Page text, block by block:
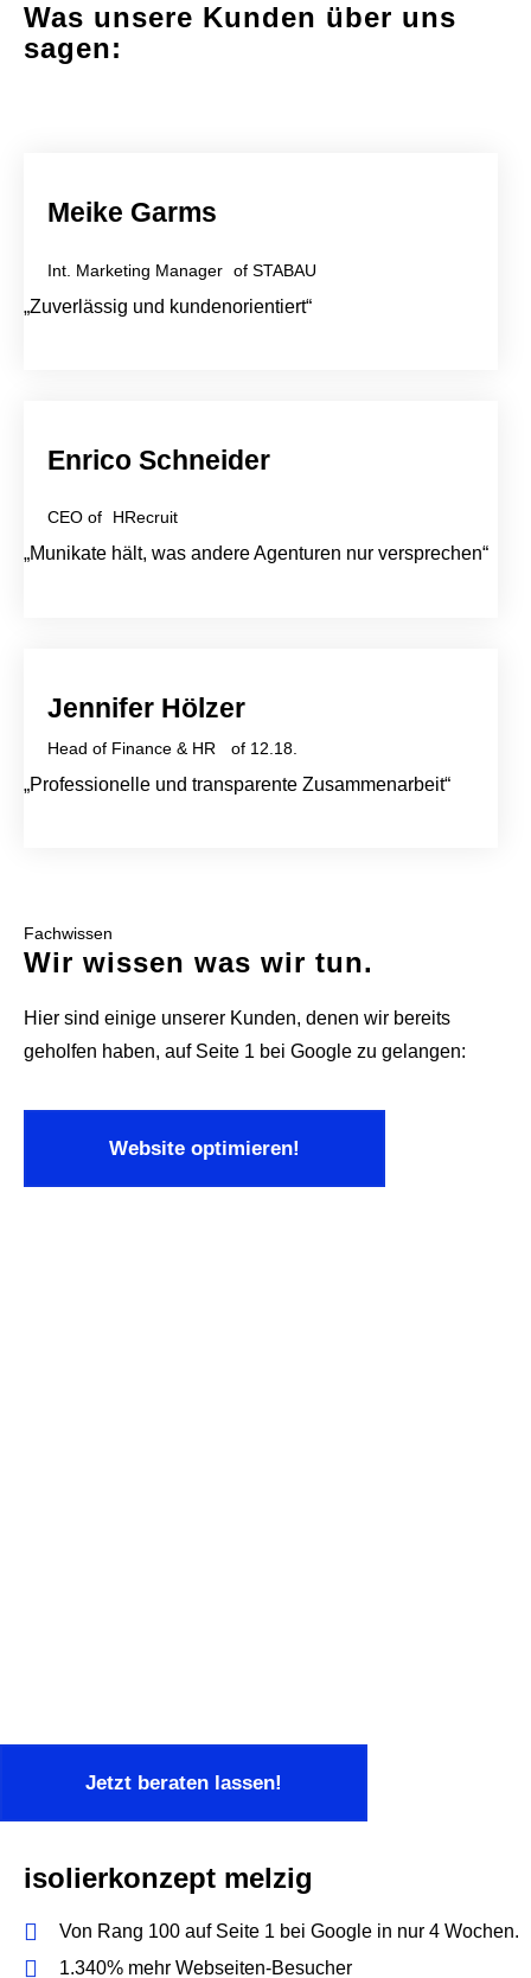
Was unsere Kunden über uns
sagen:
Meike Garms
Int. Marketing Manager of STABAU
„Zuverlässig und kundenorientiert“
Enrico Schneider
CEO of HRecruit
„Munikate hält, was andere Agenturen nur versprechen“
Jennifer Hölzer
Head of Finance & HR of 12.18.
„Professionelle und transparente Zusammenarbeit“
Fachwissen
Wir wissen was wir tun.
Hier sind einige unserer Kunden, denen wir bereits
geholfen haben, auf Seite 1 bei Google zu gelangen:
Website optimieren!
Jetzt beraten lassen!
isolierkonzept melzig
Von Rang 100 auf Seite 1 bei Google in nur 4 Wochen.
1.340% mehr Webseiten-Besucher